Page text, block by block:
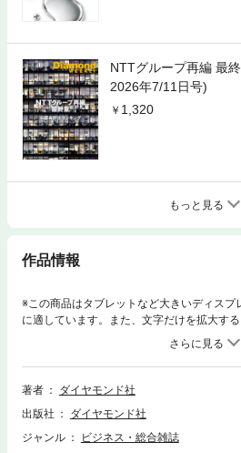
NTTグループ再編 最
2026年7/11日号)
1,320
もっと見る
作品情報
※この商品はタブレットなど大きいディスプ
に適しています。また、文字だけを拡大す
ト、検索、辞書の参照、引用などの機能が
説「ブティック」は掲載されておりません
体AIバブル「Part 1」半導体AI最新業界地図
ルにも迫る崩壊危機 トランプ関税で揺らぐ
トバンクも参入【半導体AI・最新業界地図】
体アンペア1兆円買収の賭け ソフトバンク
著者
ダイヤモンド社
出版社
ダイヤモンド社
ジャンル
ビジネス・総合雑誌